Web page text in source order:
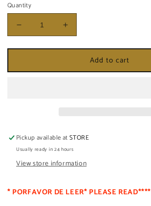
Quantity
Decrease
quantity
for
DE
Increase
quantity
for
BARRO
DE
Add to cart
Pickup available atSTORE
Usually ready in 24 hours
View store information
* PORFAVOR DE LEER* PLEASE READ****